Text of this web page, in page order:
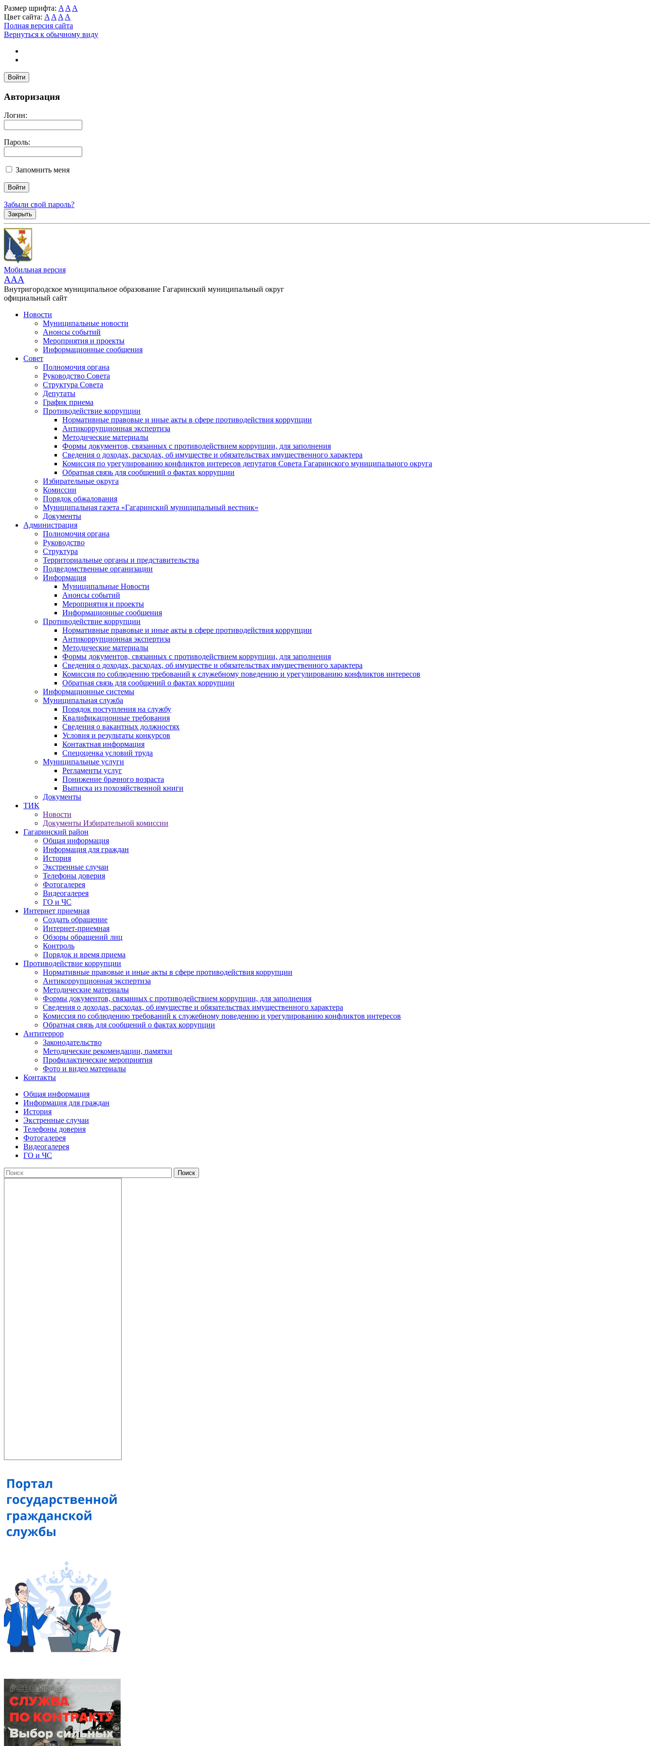
Размер шрифта: A A A
Цвет сайта: A A A A
Полная версия сайта
Вернуться к обычному виду
Войти
Авторизация
Логин:
Пароль:
Запомнить меня
Забыли свой пароль?
Закрыть
Мобильная версия
AAA
Внутригородское муниципальное образование Гагаринский муниципальный округ
официальный сайт
Новости
Муниципальные новости
Анонсы событий
Мероприятия и проекты
Информационные сообщения
Совет
Полномочия органа
Руководство Совета
Структура Совета
Депутаты
График приема
Противодействие коррупции
Нормативные правовые и иные акты в сфере противодействия коррупции
Антикоррупционная экспертиза
Методические материалы
Формы документов, связанных с противодействием коррупции, для заполнения
Сведения о доходах, расходах, об имуществе и обязательствах имущественного характера
Комиссия по урегулированию конфликтов интересов депутатов Совета Гагаринского муниципального округа
Обратная связь для сообщений о фактах коррупции
Избирательные округа
Комиссии
Порядок обжалования
Муниципальная газета «Гагаринский муниципальный вестник»
Документы
Администрация
Полномочия органа
Руководство
Структура
Территориальные органы и представительства
Подведомственные организации
Информация
Муниципальные Новости
Анонсы событий
Мероприятия и проекты
Информационные сообщения
Противодействие коррупции
Нормативные правовые и иные акты в сфере противодействия коррупции
Антикоррупционная экспертиза
Методические материалы
Формы документов, связанных с противодействием коррупции, для заполнения
Сведения о доходах, расходах, об имуществе и обязательствах имущественного характера
Комиссия по соблюдению требований к служебному поведению и урегулированию конфликтов интересов
Обратная связь для сообщений о фактах коррупции
Информационные системы
Муниципальная служба
Порядок поступления на службу
Квалификационные требования
Сведения о вакантных должностях
Условия и результаты конкурсов
Контактная информация
Спецоценка условий труда
Муниципальные услуги
Регламенты услуг
Понижение брачного возраста
Выписка из похозяйственной книги
Документы
ТИК
Новости
Документы Избирательной комиссии
Гагаринский район
Общая информация
Информация для граждан
История
Экстренные случаи
Телефоны доверия
Фотогалерея
Видеогалерея
ГО и ЧС
Интернет приемная
Создать обращение
Интернет-приемная
Обзоры обращений лиц
Контроль
Порядок и время приема
Противодействие коррупции
Нормативные правовые и иные акты в сфере противодействия коррупции
Антикоррупционная экспертиза
Методические материалы
Формы документов, связанных с противодействием коррупции, для заполнения
Сведения о доходах, расходах, об имуществе и обязательствах имущественного характера
Комиссия по соблюдению требований к служебному поведению и урегулированию конфликтов интересов
Обратная связь для сообщений о фактах коррупции
Антитеррор
Законодательство
Методические рекомендации, памятки
Профилактические мероприятия
Фото и видео материалы
Контакты
Общая информация
Информация для граждан
История
Экстренные случаи
Телефоны доверия
Фотогалерея
Видеогалерея
ГО и ЧС